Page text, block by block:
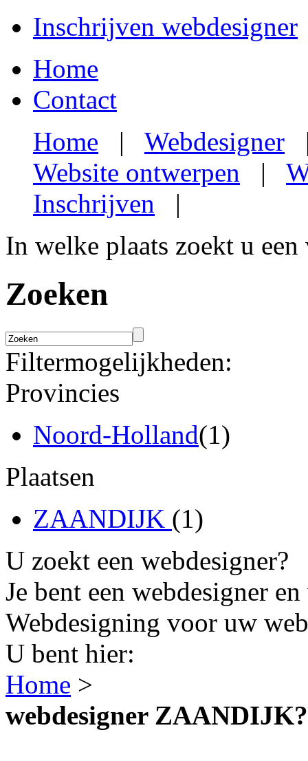
Inschrijven webdesigner
Home
Contact
Home | Webdesigner
Website ontwerpen |
Inschrijven |
In welke plaats zoekt u een
Zoeken
Filtermogelijkheden:
Provincies
Noord-Holland(1)
Plaatsen
ZAANDIJK (1)
U zoekt een webdesigner?
Je bent een webdesigner
Webdesigning voor uw
U bent hier:
Home >
webdesigner ZAANDIJK?